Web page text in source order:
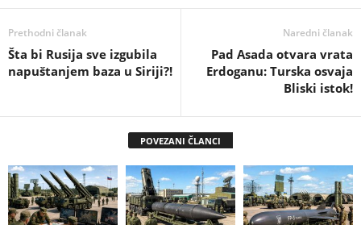
Prethodni članak
Šta bi Rusija sve izgubila
napuštanjem baza u Siriji?!
Naredni članak
Pad Asada otvara vrata
Erdoganu: Turska osvaja
Bliski istok!
POVEZANI ČLANCI